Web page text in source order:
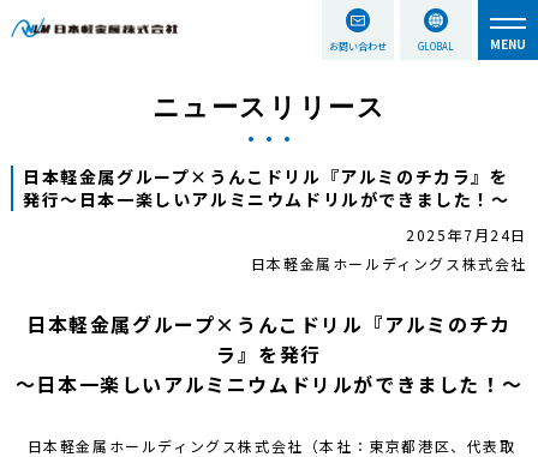
お問い合わせ GLOBAL
ニュースリリース
日本軽金属グループ×うんこドリル『アルミのチカラ』を
発行～日本一楽しいアルミニウムドリルができました！～
2025年7月24日
日本軽金属ホールディングス株式会社
日本軽金属グループ×うんこドリル『アルミのチカ
ラ』を発行
～日本一楽しいアルミニウムドリルができました！～
日本軽金属ホールディングス株式会社（本社：東京都港区、代表取